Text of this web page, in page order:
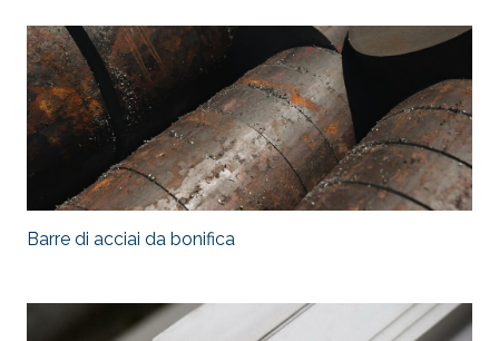
Barre di acciai da bonifica